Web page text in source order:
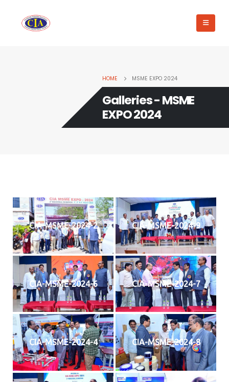
HOME MSME EXPO 2024
Galleries - MSME
EXPO 2024
CIA-MSME-2024-2 CIA-MSME-2024-9
CIA-MSME-2024-6 CIA-MSME-2024-7
CIA-MSME-2024-4 CIA-MSME-2024-8